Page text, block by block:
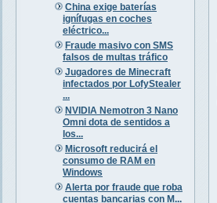
China exige baterías
ignífugas en coches
eléctrico...
Fraude masivo con SMS
falsos de multas tráfico
Jugadores de Minecraft
infectados por LofyStealer
...
NVIDIA Nemotron 3 Nano
Omni dota de sentidos a
los...
Microsoft reducirá el
consumo de RAM en
Windows
Alerta por fraude que roba
cuentas bancarias con M...